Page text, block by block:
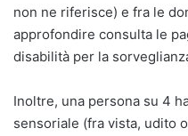
non ne riferisce) e fra le
approfondire consulta le
disabilità per la
Inoltre, una persona su 4
sensoriale (fra vista, udito